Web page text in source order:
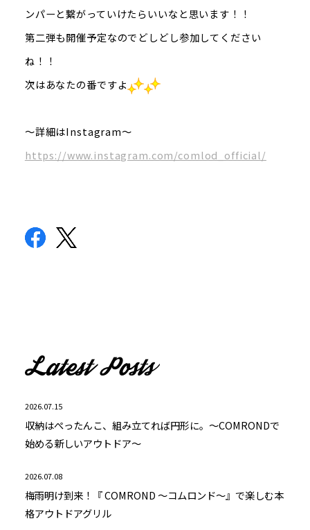
ンパーと繋がっていけたらいいなと思います！！
第二弾も開催予定なのでどしどし参加してください
ね！！
次はあなたの番ですよ
～詳細はInstagram～
https://www.instagram.com/comlod_official/
2026.07.15
収納はぺったんこ、組み立てれば円形に。～COMRONDで
始める新しいアウトドア～
2026.07.08
梅雨明け到来！『 COMROND ～コムロンド～』で楽しむ本
格アウトドアグリル